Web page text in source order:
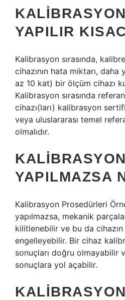
YAPILIR
Kalibrasyon sırasında,
cihazının hata miktarı,
az 10 kat) bir ölçüm cihazı
Kalibrasyon sırasında
cihazı(ları) kalibrasyon
veya uluslararası temel
olmalıdır.
KALIBRASYON
YAPILMAZSA
Kalibrasyon Prosedürleri
yapılmazsa, mekanik
kilitlenebilir ve bu da cihazın
engelleyebilir. Bir cihaz
sonuçları doğru olmayabilir
sonuçlara yol açabilir.